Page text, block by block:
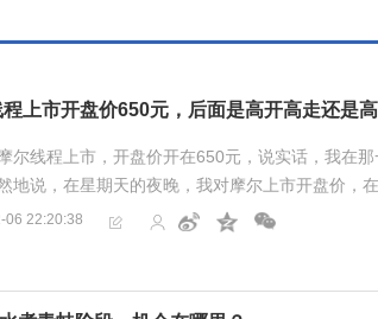
上市开盘价650元，后面是高开高走还是
尔线程上市，开盘价开在650元，说实话，我在
地说，在星期天的夜晚，我对摩尔上市开盘价，
右的，原因是和寒武纪进行对比。寒武纪总股本
06 22:20:38